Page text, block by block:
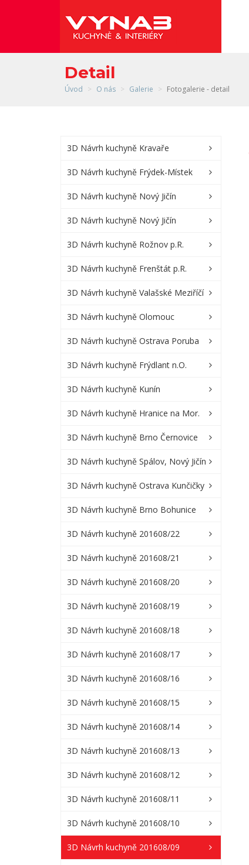
Detail
Úvod O nás Galerie Fotogalerie - detail
3D Návrh kuchyně Kravaře
3D Návrh kuchyně Frýdek-Místek
3D Návrh kuchyně Nový Jičín
3D Návrh kuchyně Nový Jičín
3D Návrh kuchyně Rožnov p.R.
3D Návrh kuchyně Frenštát p.R.
3D Návrh kuchyně Valašské Meziříčí
3D Návrh kuchyně Olomouc
3D Návrh kuchyně Ostrava Poruba
3D Návrh kuchyně Frýdlant n.O.
3D Návrh kuchyně Kunín
3D Návrh kuchyně Hranice na Mor.
3D Návrh kuchyně Brno Černovice
3D Návrh kuchyně Spálov, Nový Jičín
3D Návrh kuchyně Ostrava Kunčičky
3D Návrh kuchyně Brno Bohunice
3D Návrh kuchyně 201608/22
3D Návrh kuchyně 201608/21
3D Návrh kuchyně 201608/20
3D Návrh kuchyně 201608/19
3D Návrh kuchyně 201608/18
3D Návrh kuchyně 201608/17
3D Návrh kuchyně 201608/16
3D Návrh kuchyně 201608/15
3D Návrh kuchyně 201608/14
3D Návrh kuchyně 201608/13
3D Návrh kuchyně 201608/12
3D Návrh kuchyně 201608/11
3D Návrh kuchyně 201608/10
3D Návrh kuchyně 201608/09